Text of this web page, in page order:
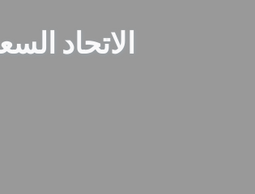
الاتحاد